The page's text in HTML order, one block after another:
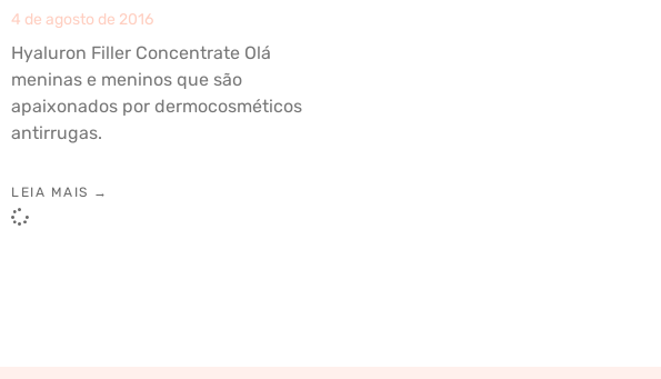
4 de agosto de 2016
Hyaluron Filler Concentrate Olá
meninas e meninos que são
apaixonados por dermocosméticos
antirrugas.
LEIA MAIS →